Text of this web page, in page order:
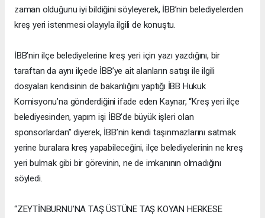
zaman olduğunu iyi bildiğini söyleyerek, İBB’nin belediyelerden
kreş yeri istenmesi olayıyla ilgili de konuştu.
İBB’nin ilçe belediyelerine kreş yeri için yazı yazdığını, bir
taraftan da aynı ilçede İBB’ye ait alanların satışı ile ilgili
dosyaları kendisinin de bakanlığını yaptığı İBB Hukuk
Komisyonu’na gönderdiğini ifade eden Kaynar, “Kreş yeri ilçe
belediyesinden, yapım işi İBB’de büyük işleri olan
sponsorlardan” diyerek, İBB’nin kendi taşınmazlarını satmak
yerine buralara kreş yapabileceğini, ilçe belediyelerinin ne kreş
yeri bulmak gibi bir görevinin, ne de imkanının olmadığını
söyledi.
“ZEYTİNBURNU’NA TAŞ ÜSTÜNE TAŞ KOYAN HERKESE